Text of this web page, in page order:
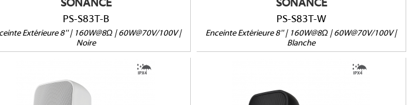
SONANCE
PS-S83T-B
Extérieure 8'' | 160W@8Ω | 60W@70V/100V |
Noire
SONANCE
PS-S83T-W
Enceinte Extérieure 8'' | 160W@8Ω | 60W@70V/100V |
Blanche